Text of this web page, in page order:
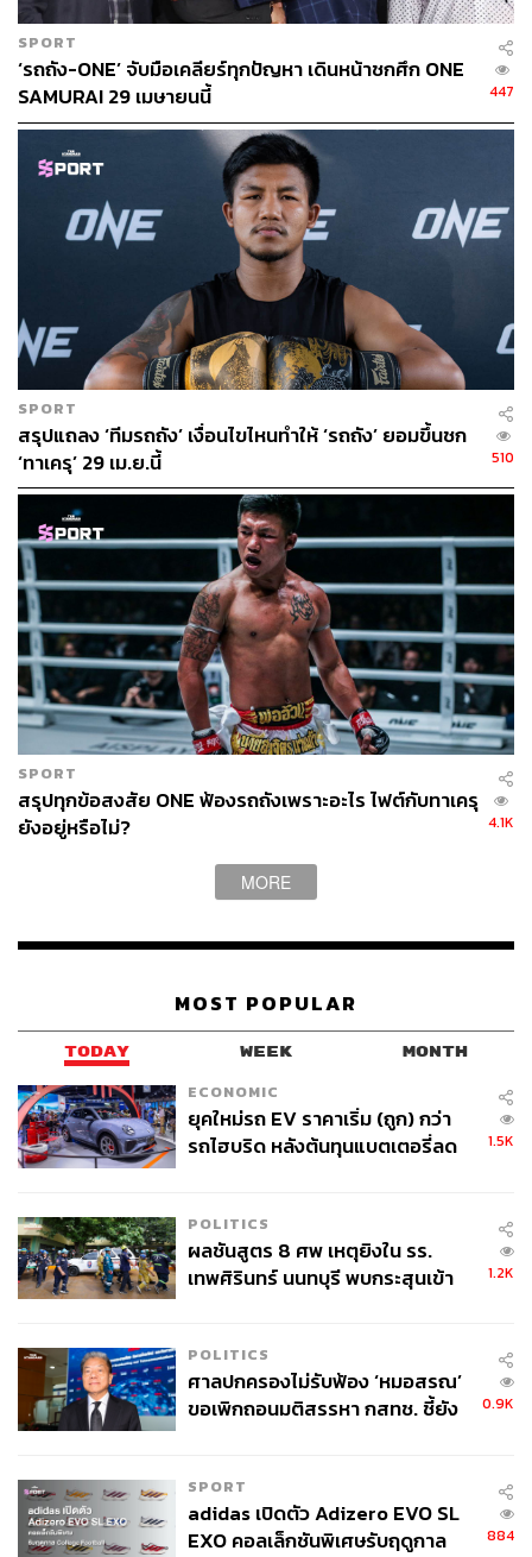
SPORT
‘รถถัง-ONE’ จับมือเคลียร์ทุกปัญหา เดินหน้าชกศึก ONE
SAMURAI 29 เมษายนนี้
447
SPORT
สรุปแถลง ‘ทีมรถถัง’ เงื่อนไขไหนทำให้ ‘รถถัง’ ยอมขึ้นชก
‘ทาเครุ’ 29 เม.ย.นี้
510
SPORT
สรุปทุกข้อสงสัย ONE ฟ้องรถถังเพราะอะไร ไฟต์กับทาเครุ
ยังอยู่หรือไม่?
4.1K
MORE
MOST POPULAR
TODAY WEEK MONTH
ECONOMIC
ยุคใหม่รถ EV ราคาเริ่ม (ถูก) กว่า
รถไฮบริด หลังต้นทุนแบตเตอรี่ลด
1.5K
POLITICS
ผลชันสูตร 8 ศพ เหตุยิงใน รร.
เทพศิรินทร์ นนทบุรี พบกระสุนเข้า
1.2K
POLITICS
ศาลปกครองไม่รับฟ้อง ‘หมอสรณ’
ขอเพิกถอนมติสรรหา กสทช. ชี้ยัง
0.9K
SPORT
adidas เปิดตัว Adizero EVO SL
EXO คอลเล็กชันพิเศษรับฤดูกาล
884